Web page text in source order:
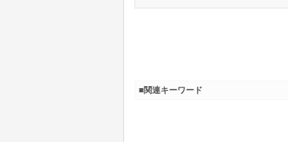
■関連キーワード